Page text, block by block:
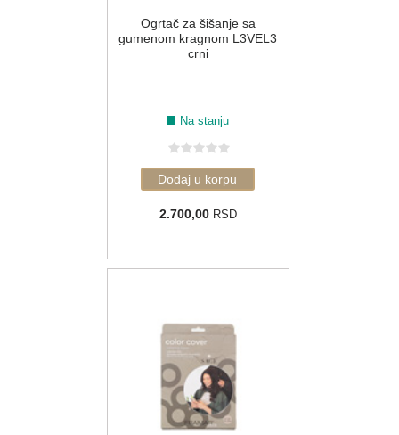
Ogrtač za šišanje sa
gumenom kragnom L3VEL3
crni
Na stanju
2.700,00RSD